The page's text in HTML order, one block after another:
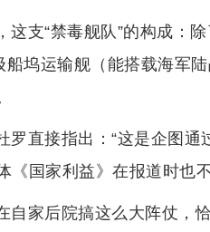
这支“禁毒舰队”的构成：
船坞运输舰（能搭载海军
罗直接指出：“这是企图
《国家利益》在报道时也
自家后院搞这么大阵仗，